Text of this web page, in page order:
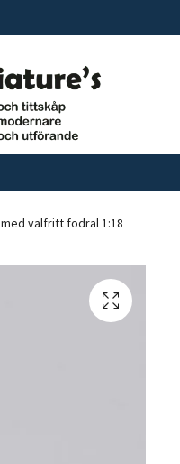
med valfritt fodral 1:18